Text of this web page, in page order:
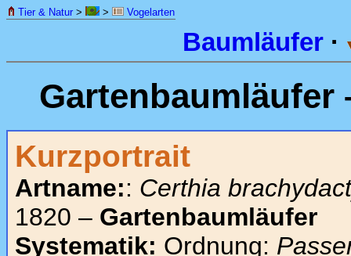
Tier & Natur > > Vogelarten
Baumläufer ·
Gartenbaumläufer
Kurzportrait
Artname:: Certhia
1820 – Gartenbaumläufer
Systematik: Ordnung: